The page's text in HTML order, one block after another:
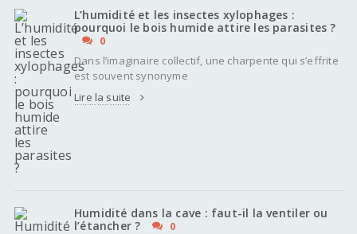
L’humidité et les insectes xylophages :
pourquoi le bois humide attire les parasites ?
0
Dans l’imaginaire collectif, une charpente qui s’effrite
est souvent synonyme
Lire la suite
Humidité dans la cave : faut-il la ventiler ou
l’étancher ?
0